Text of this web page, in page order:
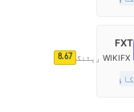
مارکیٹ سازی کا لائسنس (MM)
FXT
WIKIFX ریٹنگ 8.67